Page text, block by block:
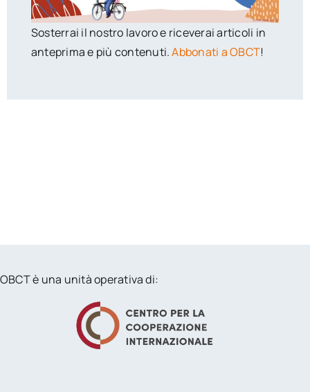
Sosterrai il nostro lavoro e riceverai articoli in
anteprima e più contenuti.Abbonati a OBCT!
OBCT è una unità operativa di: